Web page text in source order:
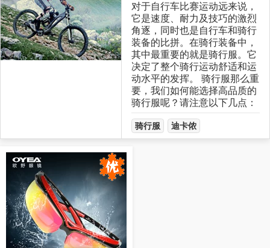
对于自行车比赛运动远来说，
它是速度、耐力及技巧的激烈
角逐，同时也是自行车和骑行
装备的比拼。在骑行装备中，
其中最重要的就是骑行服。它
决定了整个骑行运动舒适和运
动水平的发挥。 骑行服那么重
要，我们如何能选择高品质的
骑行服呢？请注意以下几点：
骑行服 迪卡侬